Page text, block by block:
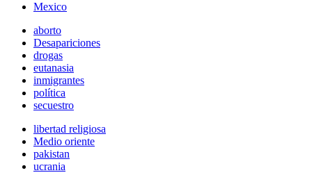
Mexico
aborto
Desapariciones
drogas
eutanasia
inmigrantes
política
secuestro
libertad religiosa
Medio oriente
pakistan
ucrania